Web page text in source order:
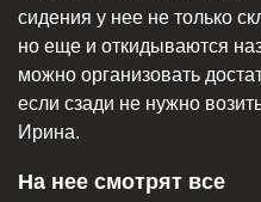
сидения у нее не только
но еще и откидываются
можно организовать
если сзади не нужно
Ирина.
На нее смотрят все